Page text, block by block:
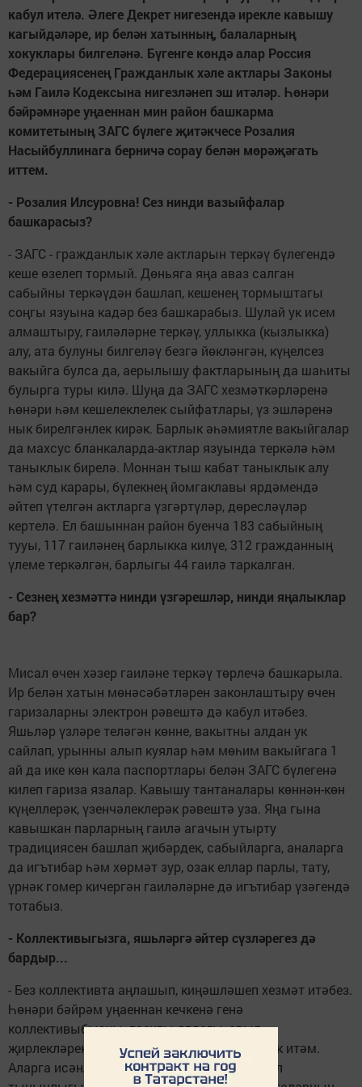
кабул ителә. Әлеге Декрет нигезендә ирекле кавышу
кагыйдәләре, ир белән хатынның, балаларның
хокуклары билгеләнә. Бүгенге көндә алар Россия
Федерациясенең Гражданлык хәле актлары Законы
һәм Гаилә Кодексына нигезләнеп эш итәләр. Һөнәри
бәйрәмнәре уңаеннан мин район башкарма
комитетының ЗАГС бүлеге җитәкчесе Розалия
Насыйбуллинага берничә сорау белән мөрәҗәгать
иттем.
- Розалия Илсуровна! Сез нинди вазыйфалар
башкарасыз?
- ЗАГС - гражданлык хәле актларын теркәү бүлегендә
кеше өзелеп тормый. Дөньяга яңа аваз салган
сабыйны теркәүдән башлап, кешенең тормыштагы
соңгы язуына кадәр без башкарабыз. Шулай ук исем
алмаштыру, гаиләләрне теркәү, уллыкка (кызлыкка)
алу, ата булуны билгеләү безгә йөкләнгән, күңелсез
вакыйга булса да, аерылышу фактларының да шаһиты
булырга туры килә. Шуңа да ЗАГС хезмәткәрләренә
һөнәри һәм кешелеклелек сыйфатлары, үз эшләренә
нык бирелгәнлек кирәк. Барлык әһәмиятле вакыйгалар
да махсус бланкаларда-актлар язуында теркәлә һәм
таныклык бирелә. Моннан тыш кабат таныклык алу
һәм суд карары, бүлекнең йомгаклавы ярдәмендә
әйтеп үтелгән актларга үзгәртүләр, дөресләүләр
кертелә. Ел башыннан район буенча 183 сабыйның
тууы, 117 гаиләнең барлыкка килүе, 312 гражданның
үлеме теркәлгән, барлыгы 44 гаилә таркалган.
- Сезнең хезмәттә нинди үзгәрешләр, нинди яңалыклар
бар?
Мисал өчен хәзер гаиләне теркәү төрлечә башкарыла.
Ир белән хатын мөнәсәбәтләрен законлаштыру өчен
гаризаларны электрон рәвештә дә кабул итәбез.
Яшьләр үзләре теләгән көнне, вакытны алдан ук
сайлап, урынны алып куялар һәм мөһим вакыйгага 1
ай да ике көн кала паспортлары белән ЗАГС бүлегенә
килеп гариза язалар. Кавышу тантаналары көннән-көн
күңеллерәк, үзенчәлеклерәк рәвештә уза. Яңа гына
кавышкан парларның гаилә агачын утырту
традициясен башлап җибәрдек, сабыйларга, аналарга
да игътибар һәм хөрмәт зур, озак еллар парлы, тату,
үрнәк гомер кичергән гаиләләрне дә игътибар үзәгендә
тотабыз.
- Коллективыгызга, яшьләргә әйтер сүзләрегез дә
бардыр...
- Без коллективта аңлашып, киңәшләшеп хезмәт итәбез.
Һөнәри бәйрәм уңаеннан кечкенә генә
коллективыбызны, лаеклы ялдагы, авыл
җирлекләрендәге хезмәттәшләремне тәбрик итәм.
Аларга исәнлек-саулык, бәхет-шатлык, күңел